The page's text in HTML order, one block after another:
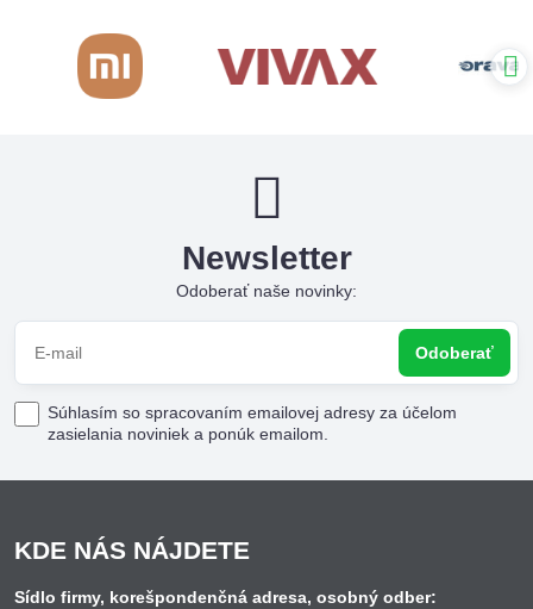
Newsletter
Odoberať naše novinky:
Odoberať
Súhlasím so spracovaním emailovej adresy za účelom
zasielania noviniek a ponúk emailom.
KDE NÁS NÁJDETE
Sídlo firmy, korešpondenčná adresa, osobný odber: